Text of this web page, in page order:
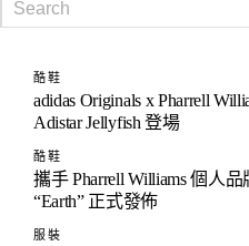
酷鞋
adidas Originals x Pharrell
Adistar Jellyfish 登場
酷鞋
攜手 Pharrell Williams 個人
“Earth” 正式發佈
服裝